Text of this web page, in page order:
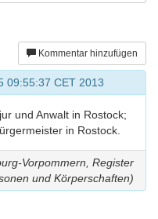
Kommentar hinzufügen
09:55:37 CET 2013
und Anwalt in Rostock;
in Rostock.
Vorpommern, Register
und Körperschaften)